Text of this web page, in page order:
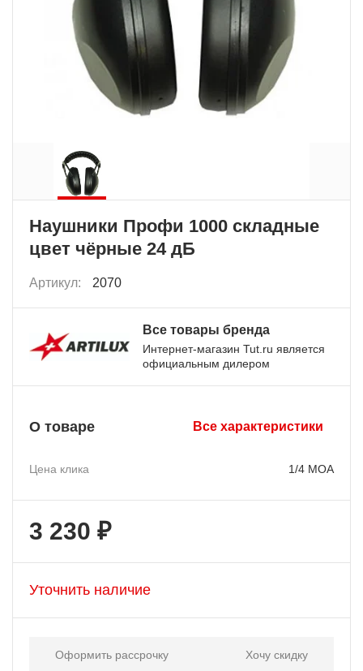
Наушники Профи 1000 складные
цвет чёрные 24 дБ
Артикул: 2070
Все товары бренда
Интернет-магазин Tut.ru является
официальным дилером
О товаре Все характеристики
Цена клика 1/4 MOA
3 230 ₽
Уточнить наличие
Оформить рассрочку Хочу скидку